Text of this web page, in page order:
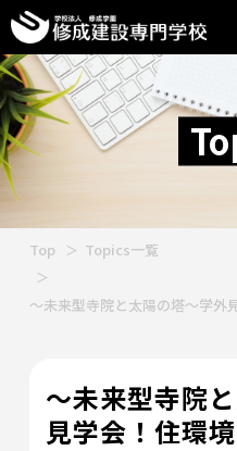
Top Topics一覧
～未来型寺院と太陽の塔～学外
～未来型寺院
見学会！住環